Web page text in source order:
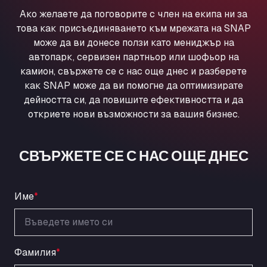
Ul. Torunska 147, 85884
Aqua Ariva GmbH
Marie-Curie-Straße 24, 68219
Aral Autohof Bockel
An der Autobahn 1, 27404
ARAL Autohof Bockenem
Oppelner Str. 1, 31167
ARAL Autohof Merklingen
ARAL Autohof Preis
GmbH
Obernburger Str. 127, 63811
Ardleigh South Services
Area 47 Hermanos Rico
Ако желаете да поговорите с член на екипа ни за
това как присъединяването към мрежата на SNAP
може да ви донесе ползи като мениджър на
автопарк, сервизен партньор или шофьор на
камион, свържете се с нас още днес и разберете
как SNAP може да ви помогне да оптимизирате
дейността си, да повишите ефективността и да
откриете нови възможности за вашия бизнес.
СВЪРЖЕТЕ СЕ С НАС ОЩЕ ДНЕС
Име*
Фамилия*